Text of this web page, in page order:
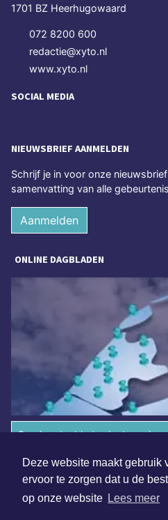
Deze website maakt gebruik
ervoor te zorgen dat u de
op onze website Lees meer
1701 BZ Heerhugowaard
072 8200 600
redactie@xyto.nl
www.xyto.nl
SOCIAL MEDIA
NIEUWSBRIEF AANMELDEN
Schrijf je in voor onze
samenvatting van alle
Aanmelden
ONLINE DAGBLADEN
Overige dagbladen in de regio
Algemene voorwaarden
Disclaimer